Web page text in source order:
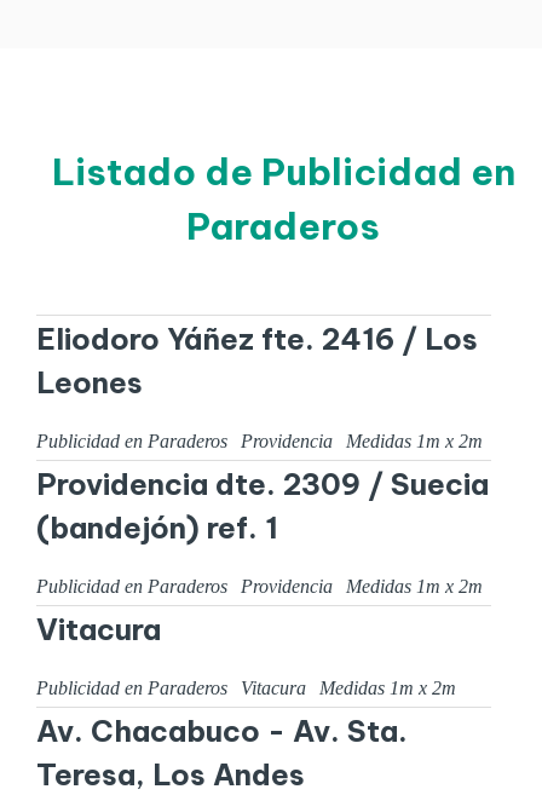
Listado de Publicidad en
Paraderos
Eliodoro Yáñez fte. 2416 / Los
Leones
Publicidad en Paraderos Providencia Medidas 1m x 2m
Providencia dte. 2309 / Suecia
(bandejón) ref. 1
Publicidad en Paraderos Providencia Medidas 1m x 2m
Vitacura
Publicidad en Paraderos Vitacura Medidas 1m x 2m
Av. Chacabuco - Av. Sta.
Teresa, Los Andes